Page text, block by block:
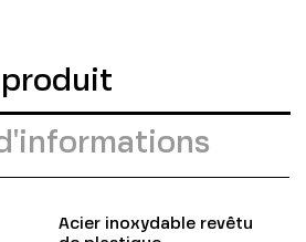
produit
Acier inoxydable revêtu